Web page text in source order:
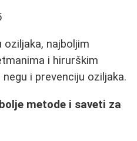
oziljaka, najboljim
i hirurškim
i prevenciju oziljaka.
metode i saveti za